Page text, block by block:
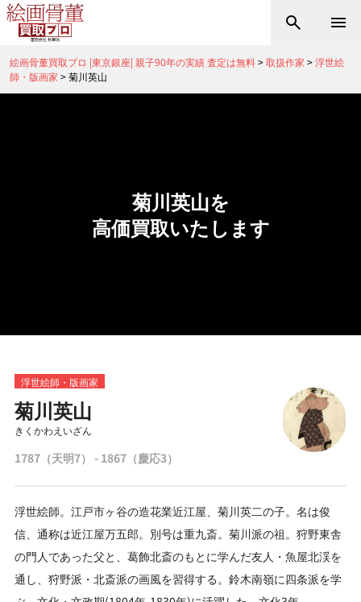
絵画骨董買取プロ |東京銀座| 親子90年の実績 査定は無料>取扱作家 >浮世絵
師・版画家 >菊川英山
菊川英山を
高価買取いたします
浮世絵師・版画家
菊川英山
きくかわえいざん
1787（天明7） - 1867（慶応3）
浮世絵師。江戸市ヶ谷の造花業近江屋、菊川英二の子。名は俊
信、通称は近江屋万五郎。別号は重九斎。菊川派の祖。狩野東舎
の門人であった父と、葛飾北斎のもとに学んだ友人・魚屋北渓を
通し、狩野派・北斎派の画風を習得する。鈴木南嶺に四条派を学